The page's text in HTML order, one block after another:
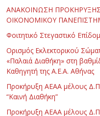
ΑΝΑΚΟΙΝΩΣΗ
ΟΙΚΟΝΟΜΙΚΟΥ
Φοιτητικό Στεγαστικό
Ορισμός Εκλεκτορικού
«Παλαιά Διαθήκη» στη
Καθηγητή της Α.Ε.Α. Αθήνας
Προκήρυξη ΑΕΑΑ μέλους Δ.Π.
“Καινή Διαθήκη”
Προκήρυξη ΑΕΑΑ μέλους Δ.Π.